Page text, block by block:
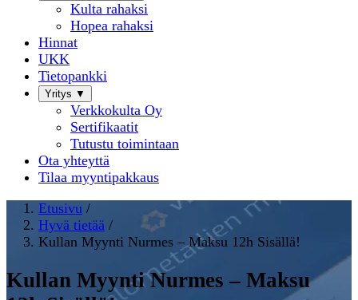
Kulta rahaksi
Hopea rahaksi
Hinnat
UKK
Tietopankki
Yritys ▼
Verkkokulta Oy
Sertifikaatit
Tutustu toimintaan
Ota yhteyttä
Tilaa myyntipakkaus
Etusivu /
Hyvä tietää /
Kullan Myynti Nurmes – Maksu 12h Sisällä!
Kullan Myynti Nurmes – Maksu